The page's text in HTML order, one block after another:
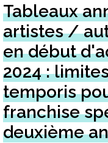
Tableaux
artistes /
en début
2024 :
temporis
franchise
deuxième